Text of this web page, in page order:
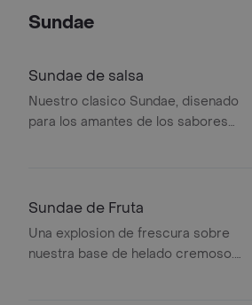
Sundae
Sundae de salsa
Nuestro clasico Sundae, disenado
para los amantes de los sabores
Sundae de Fruta
Una explosion de frescura sobre
nuestra base de helado cremoso.